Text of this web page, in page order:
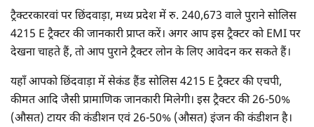
ट्रैक्टरकारवां पर छिंदवाड़ा, मध्य प्रदेश में रु. 240,673 वाले पुराने सोलिस
4215 E ट्रैक्टर की जानकारी प्राप्त करें। अगर आप इस ट्रैक्टर को EMI पर
देखना चाहते हैं, तो आप पुराने ट्रैक्टर लोन के लिए आवेदन कर सकते हैं।
यहाँ आपको छिंदवाड़ा में सेकंड हैंड सोलिस 4215 E ट्रैक्टर की एचपी,
कीमत आदि जैसी प्रामाणिक जानकारी मिलेगी। इस ट्रैक्टर की 26-50%
(औसत) टायर की कंडीशन एवं 26-50% (औसत) इंजन की कंडीशन है।